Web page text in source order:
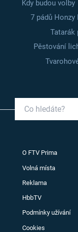
Kdy budou volby
7 pádů Honzy
Tatarák
Pěstování
O FTV Prima
Volná místa
Reklama
HbbTV
Podmínky užívání
Cookies